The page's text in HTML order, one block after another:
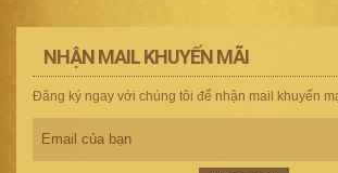
NHẬN MAIL KHUYẾN MÃI
Đăng ký ngay với chúng tôi để nhận mail khuyến